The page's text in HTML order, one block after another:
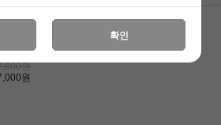
원
원
확인